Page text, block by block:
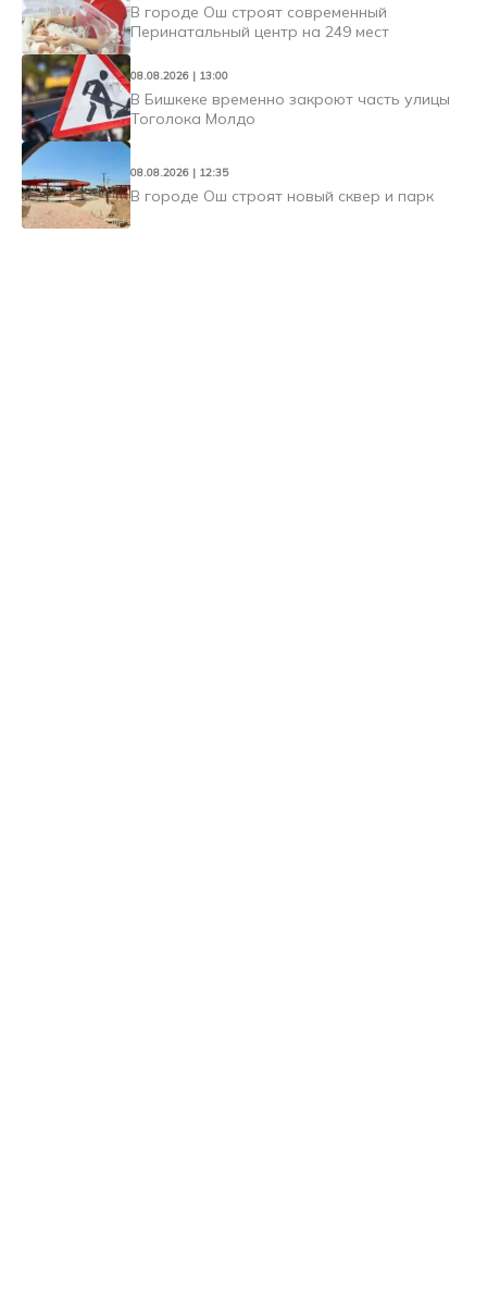
В городе Ош строят современный
Перинатальный центр на 249 мест
08.08.2026 | 13:00
В Бишкеке временно закроют часть улицы
Тоголока Молдо
08.08.2026 | 12:35
В городе Ош строят новый сквер и парк